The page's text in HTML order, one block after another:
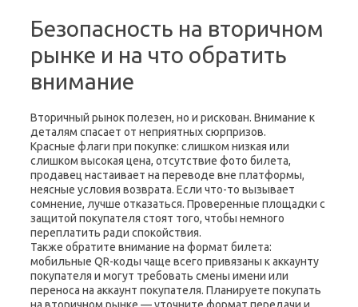
Безопасность на вторичном
рынке и на что обратить
внимание
Вторичный рынок полезен, но и рискован. Внимание к
деталям спасает от неприятных сюрпризов.
Красные флаги при покупке: слишком низкая или
слишком высокая цена, отсутствие фото билета,
продавец настаивает на переводе вне платформы,
неясные условия возврата. Если что-то вызывает
сомнение, лучше отказаться. Проверенные площадки с
защитой покупателя стоят того, чтобы немного
переплатить ради спокойствия.
Также обратите внимание на формат билета:
мобильные QR-коды чаще всего привязаны к аккаунту
покупателя и могут требовать смены имени или
переноса на аккаунт покупателя. Планируете покупать